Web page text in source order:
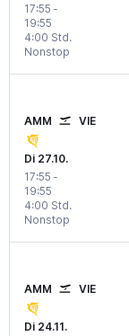
17:55 -
19:55
Nonstop
4:00 Std.
AMM VIE
Di 27.10.
17:55 -
19:55
Nonstop
4:00 Std.
AMM VIE
Di 24.11.